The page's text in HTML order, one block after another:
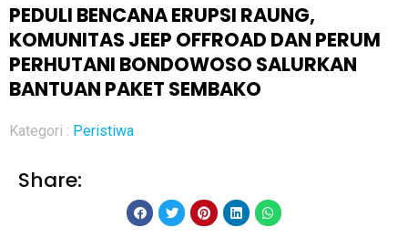
PEDULI BENCANA ERUPSI RAUNG,
KOMUNITAS JEEP OFFROAD DAN PERUM
PERHUTANI BONDOWOSO SALURKAN
BANTUAN PAKET SEMBAKO
Kategori : Peristiwa
Share: